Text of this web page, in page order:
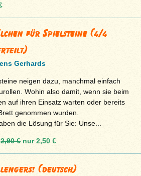
für Spielsteine (4/4
Gerhards
neigen dazu, manchmal einfach
Wohin also damit, wenn sie beim
auf ihren Einsatz warten oder bereits
genommen wurden.
die Lösung für Sie: Unse...
2,90 €nur2,50 €
(deutsch)